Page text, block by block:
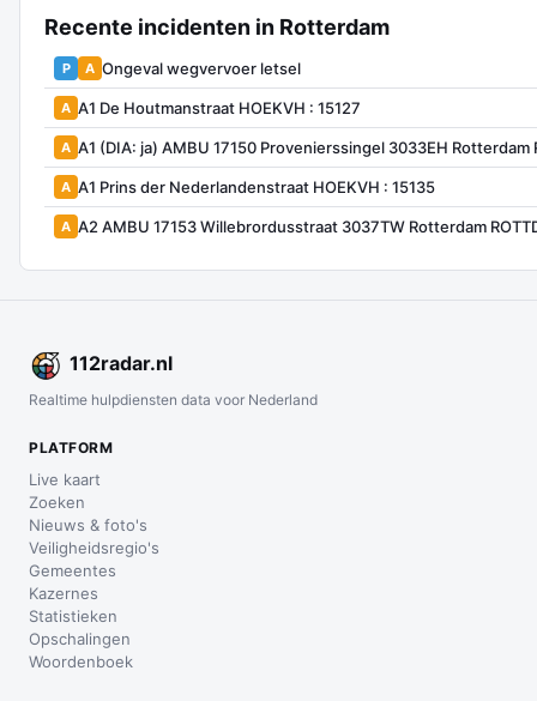
Recente incidenten in Rotterdam
P A Ongeval wegvervoer letsel
A A1 De Houtmanstraat HOEKVH : 15127
A A1 (DIA: ja) AMBU 17150 Provenierssingel 3033EH Rotterdam
A A1 Prins der Nederlandenstraat HOEKVH : 15135
A A2 AMBU 17153 Willebrordusstraat 3037TW Rotterdam
112radar.nl
Realtime hulpdiensten data voor Nederland
PLATFORM
Live kaart
Zoeken
Nieuws & foto's
Veiligheidsregio's
Gemeentes
Kazernes
Statistieken
Opschalingen
Woordenboek